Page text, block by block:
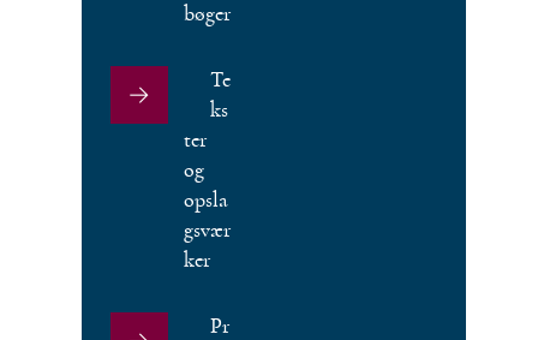
bøger
Te
ks
ter
og
opsla
gsvær
ker
Pr